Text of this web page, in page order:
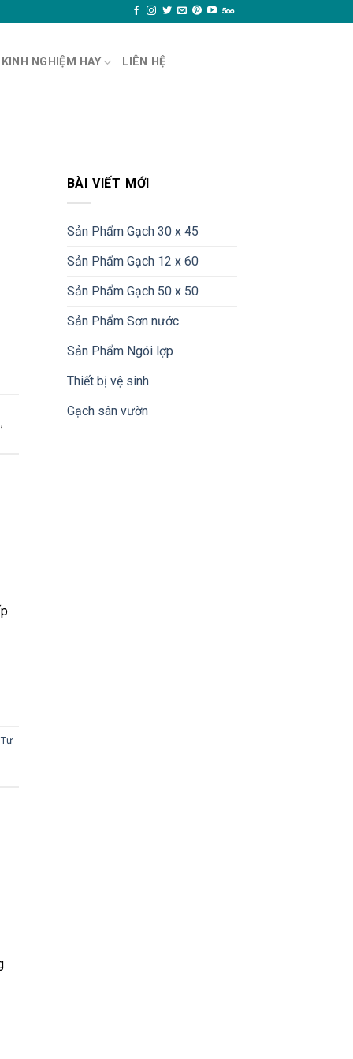
KINH NGHIỆM HAY LIÊN HỆ
,
Tư
BÀI VIẾT MỚI
Sản Phẩm Gạch 30 x 45
Sản Phẩm Gạch 12 x 60
Sản Phẩm Gạch 50 x 50
Sản Phẩm Sơn nước
Sản Phẩm Ngói lợp
Thiết bị vệ sinh
Gạch sân vườn